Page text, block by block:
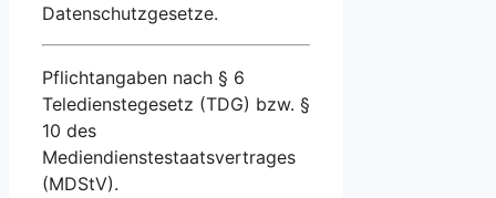
Datenschutzgesetze.
Pflichtangaben nach § 6
Teledienstegesetz (TDG) bzw. §
10 des
Mediendienstestaatsvertrages
(MDStV).